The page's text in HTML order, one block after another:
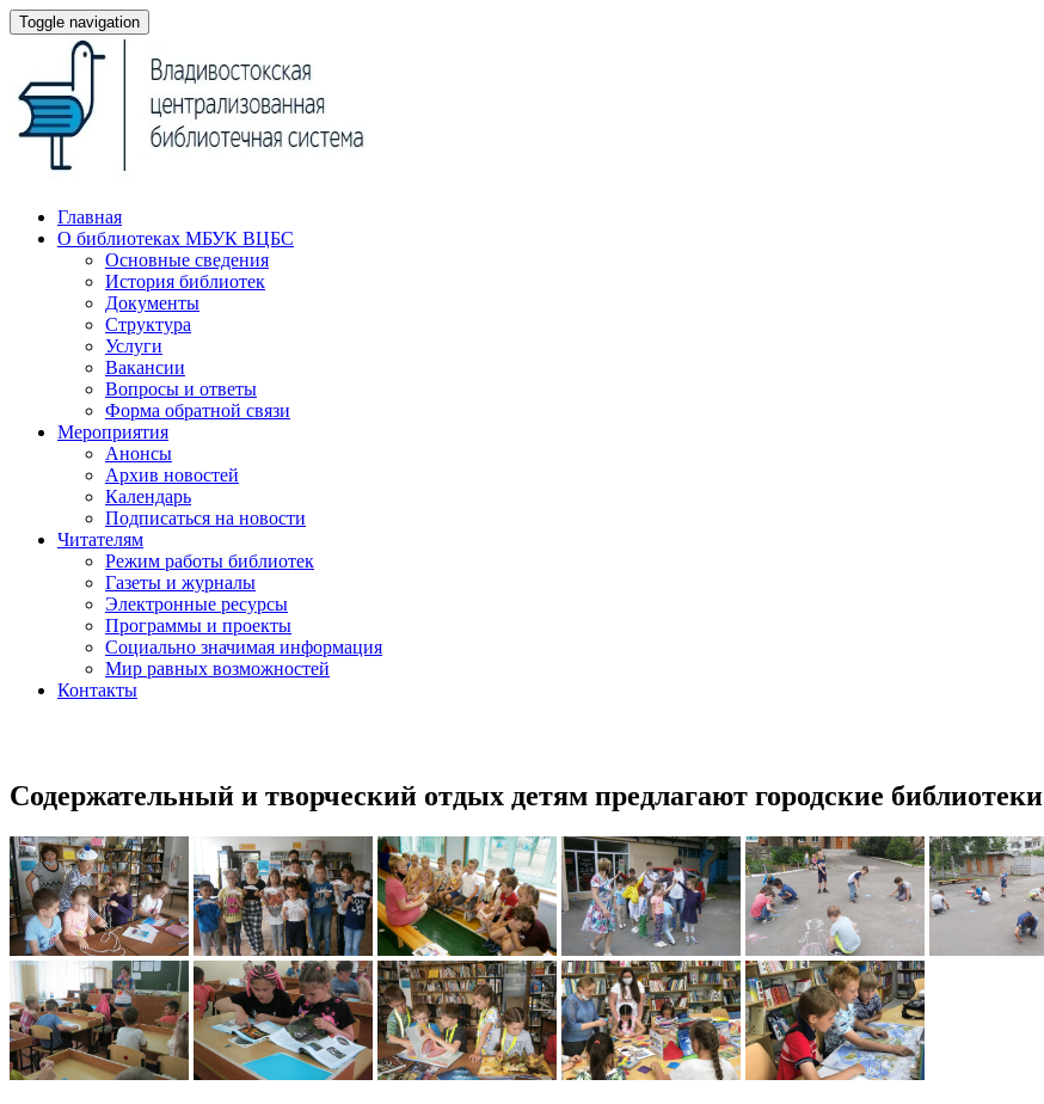
Toggle navigation
Главная
О библиотеках МБУК ВЦБС
Основные сведения
История библиотек
Документы
Структура
Услуги
Вакансии
Вопросы и ответы
Форма обратной связи
Мероприятия
Анонсы
Архив новостей
Календарь
Подписаться на новости
Читателям
Режим работы библиотек
Газеты и журналы
Электронные ресурсы
Программы и проекты
Социально значимая информация
Мир равных возможностей
Контакты
Содержательный и творческий отдых детям предлагают городские библиотеки